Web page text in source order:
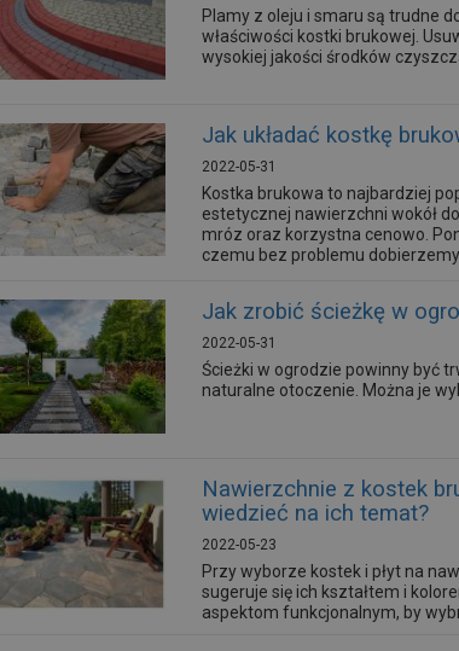
Plamy z oleju i smaru są trudne
właściwości kostki brukowej.
wysokiej jakości środków
Jak układać kostkę
2022-05-31
Kostka brukowa to najbardziej
estetycznej nawierzchni wokół
mróz oraz korzystna cenowo.
czemu bez problemu
Jak zrobić ścieżkę w
2022-05-31
Ścieżki w ogrodzie powinny być
naturalne otoczenie. Można je
Nawierzchnie z kostek
wiedzieć na ich temat?
2022-05-23
Przy wyborze kostek i płyt na
sugeruje się ich kształtem i
aspektom funkcjonalnym, by